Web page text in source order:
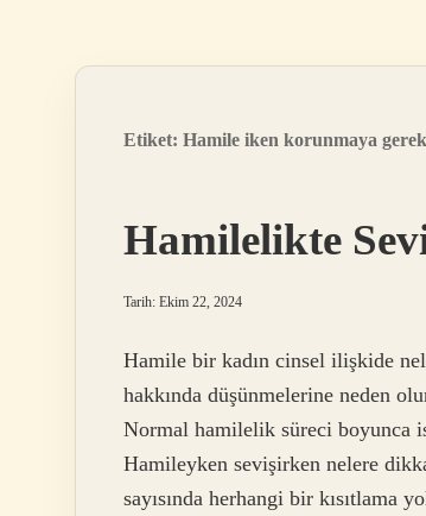
Etiket: Hamile iken korunmaya
Hamilelikte
Tarih: Ekim 22, 2024
Hamile bir kadın cinsel ilişkide
hakkında düşünmelerine neden
Normal hamilelik süreci boyunca
Hamileyken sevişirken nelere
sayısında herhangi bir kısıtlama